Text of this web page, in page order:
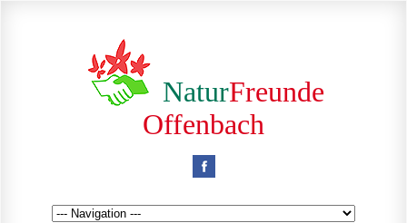
NaturFreunde
Offenbach